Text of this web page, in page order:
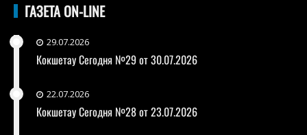
ГАЗЕТА ON-LINE
29.07.2026
Кокшетау Сегодня №29 от 30.07.2026
22.07.2026
Кокшетау Сегодня №28 от 23.07.2026